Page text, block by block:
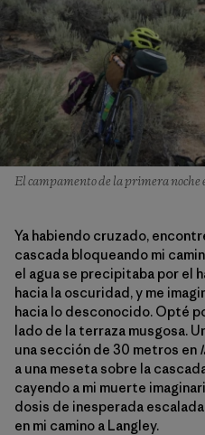
El campamento de la primera
Ya habiendo cruzado,
cascada bloqueando mi
el agua se precipitaba por el
hacia la oscuridad, y me
hacia lo desconocido. Opté
lado de la terraza musgosa.
una sección de 30 metros en
a una meseta sobre la
cayendo a mi muerte
dosis de inesperada
en mi camino a Langley.